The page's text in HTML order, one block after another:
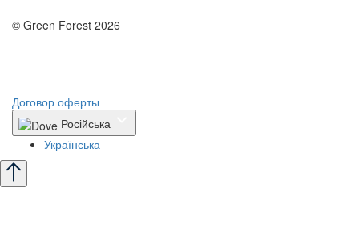
© Green Forest 2026
Договор оферты
Російська
Українська